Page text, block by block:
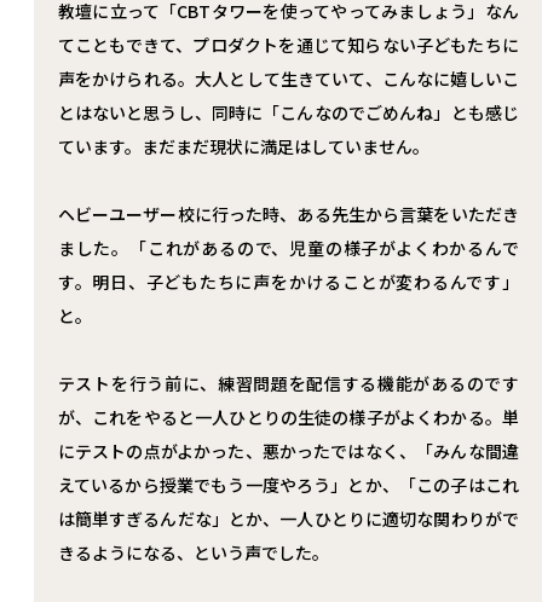
トップ
#1 事業への想い
#2 共に働きたい仲間
#3 社員インタビュー
教壇に立って「CBTタワーを使ってやってみましょう」なん
てこともできて、プロダクトを通じて知らない子どもたちに
声をかけられる。大人として生きていて、こんなに嬉しいこ
とはないと思うし、同時に「こんなのでごめんね」とも感じ
ています。まだまだ現状に満足はしていません。
ヘビーユーザー校に行った時、ある先生から言葉をいただき
ました。「これがあるので、児童の様子がよくわかるんで
す。明日、子どもたちに声をかけることが変わるんです」
と。
テストを行う前に、練習問題を配信する機能があるのです
が、これをやると一人ひとりの生徒の様子がよくわかる。単
にテストの点がよかった、悪かったではなく、「みんな間違
えているから授業でもう一度やろう」とか、「この子はこれ
は簡単すぎるんだな」とか、一人ひとりに適切な関わりがで
きるようになる、という声でした。